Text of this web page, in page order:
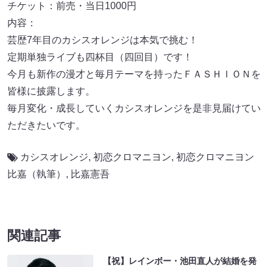
チケット：前売・当日1000円
内容：
芸歴7年目のカシスオレンジは本気で挑む！
定期単独ライブも四杯目（四回目）です！
今月も新作の漫才と毎月テーマを持ったＦＡＳＨＩＯＮを
皆様に披露します。
毎月変化・成長していくカシスオレンジを是非見届けてい
ただきたいです。
カシスオレンジ, 初恋クロマニヨン, 初恋クロマニヨン
比嘉（執筆） , 比嘉憲吾
関連記事
【祝】レインボー・池田直人が結婚を発